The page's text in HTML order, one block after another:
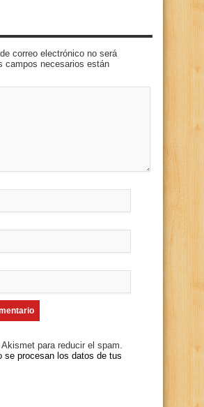
correo electrónico no será
campos necesarios están
para reducir el spam.
se procesan los datos de tus